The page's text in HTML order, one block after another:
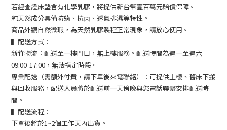
若經查證床墊含有化學乳膠，將提供新台幣壹百萬元賠償保障。
純天然成分具備防蟎、抗菌、透氣排濕等特性。
商品外觀自然微瑕，為天然乳膠製程正常現象，請放心使用。
▍配送方式：
新竹物流：配送至一樓門口，無上樓服務。配送時間為週一至週六
09:00-17:00，無法指定時段。
專業配送（需額外付費，請下單後來電聯絡）：可提供上樓、舊床下搬
與回收服務，配送人員將於配送前一天傍晚與您電話聯繫安排配送時
間。
▍配送流程：
下單後將於1~2個工作天內出貨。